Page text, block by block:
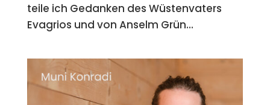
teile ich Gedanken des Wüstenvaters
Evagrios und von Anselm Grün...